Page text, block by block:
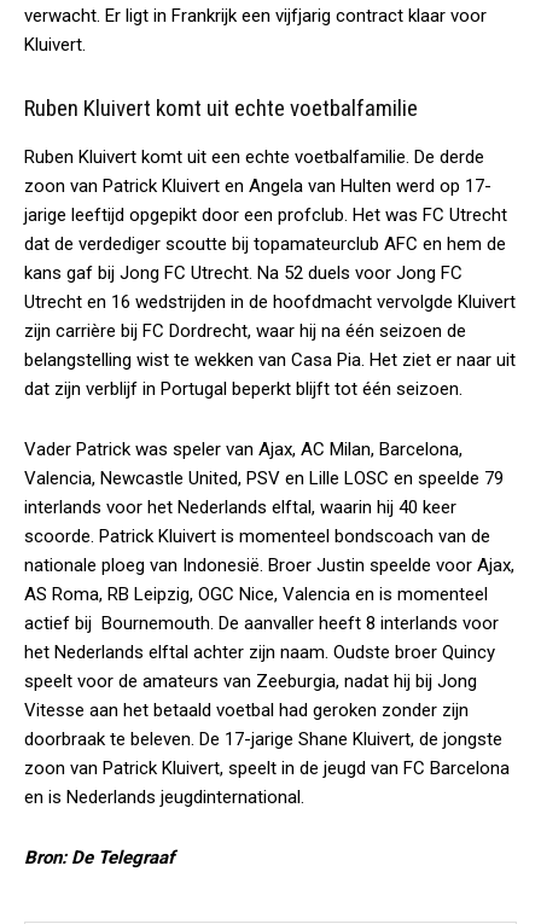
verwacht. Er ligt in Frankrijk een vijfjarig contract klaar voor
Kluivert.
Ruben Kluivert komt uit echte voetbalfamilie
Ruben Kluivert komt uit een echte voetbalfamilie. De derde
zoon van Patrick Kluivert en Angela van Hulten werd op 17-
jarige leeftijd opgepikt door een profclub. Het was FC Utrecht
dat de verdediger scoutte bij topamateurclub AFC en hem de
kans gaf bij Jong FC Utrecht. Na 52 duels voor Jong FC
Utrecht en 16 wedstrijden in de hoofdmacht vervolgde Kluivert
zijn carrière bij FC Dordrecht, waar hij na één seizoen de
belangstelling wist te wekken van Casa Pia. Het ziet er naar uit
dat zijn verblijf in Portugal beperkt blijft tot één seizoen.
Vader Patrick was speler van Ajax, AC Milan, Barcelona,
Valencia, Newcastle United, PSV en Lille LOSC en speelde 79
interlands voor het Nederlands elftal, waarin hij 40 keer
scoorde. Patrick Kluivert is momenteel bondscoach van de
nationale ploeg van Indonesië. Broer Justin speelde voor Ajax,
AS Roma, RB Leipzig, OGC Nice, Valencia en is momenteel
actief bij Bournemouth. De aanvaller heeft 8 interlands voor
het Nederlands elftal achter zijn naam. Oudste broer Quincy
speelt voor de amateurs van Zeeburgia, nadat hij bij Jong
Vitesse aan het betaald voetbal had geroken zonder zijn
doorbraak te beleven. De 17-jarige Shane Kluivert, de jongste
zoon van Patrick Kluivert, speelt in de jeugd van FC Barcelona
en is Nederlands jeugdinternational.
Bron: De Telegraaf